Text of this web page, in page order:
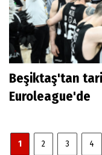
Beşiktaş'tan
Euroleague'de
1 2 3 4